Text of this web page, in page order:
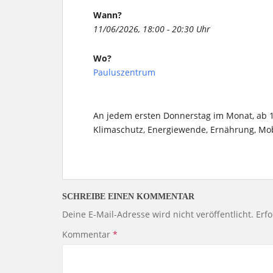
Wann?
11/06/2026, 18:00 - 20:30 Uhr
Wo?
Pauluszentrum
An jedem ersten Donnerstag im Monat,
Klimaschutz, Energiewende, Ernährung,
SCHREIBE EINEN KOMMENTAR
Deine E-Mail-Adresse wird nicht veröffentlicht.
Kommentar *